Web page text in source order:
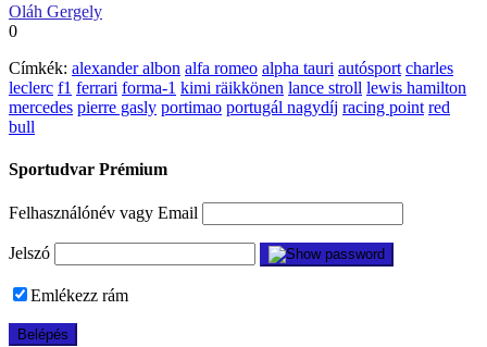
Oláh Gergely
0
Címkék: alexander albon alfa romeo alpha tauri autósport charles
leclerc f1 ferrari forma-1 kimi räikkönen lance stroll lewis hamilton
mercedes pierre gasly portimao portugál nagydíj racing point red
bull
Sportudvar Prémium
Felhasználónév vagy Email
Jelszó
Emlékezz rám